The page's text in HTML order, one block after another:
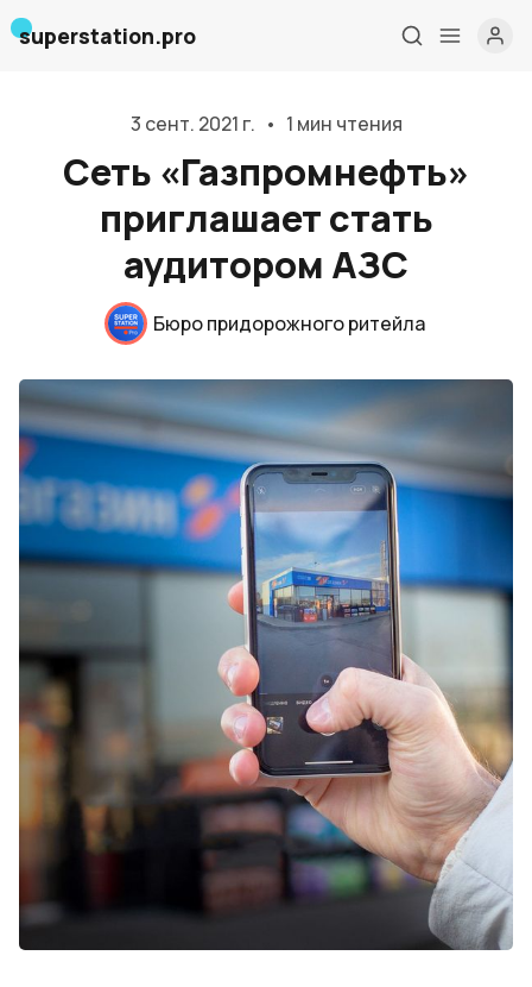
Главная
Дизайн и проектирование
Консалтинг и обучение
Блог
События
Контакты
Лучшие АЗС мира
Мнения
Видео
Подписка
Условия использования материалов
Политика конфиденциальности и cookie
superstation.pro
3 сент. 2021 г. • 1 мин чтения
Сеть «Газпромнефть»
приглашает стать
аудитором АЗС
Бюро придорожного ритейла